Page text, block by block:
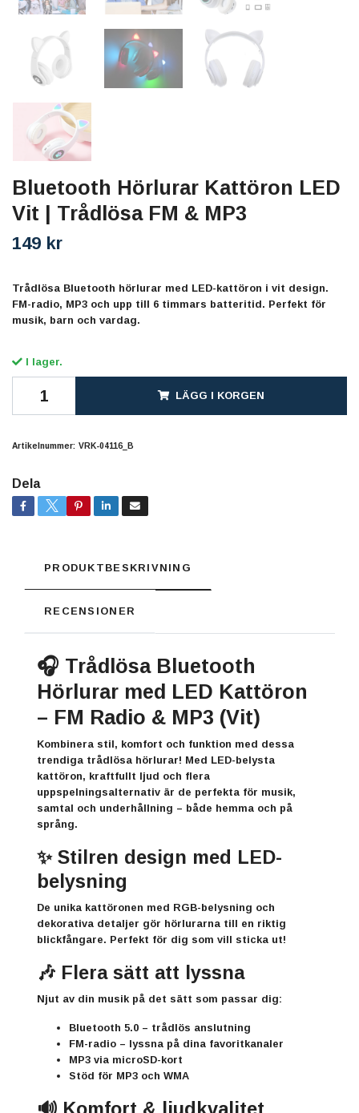
Bluetooth Hörlurar Kattöron LED
Vit | Trådlösa FM & MP3
149 kr
Trådlösa Bluetooth hörlurar med LED-kattöron i vit design.
FM-radio, MP3 och upp till 6 timmars batteritid. Perfekt för
musik, barn och vardag.
I lager.
LÄGG I KORGEN
Artikelnummer: VRK-04116_B
Dela
PRODUKTBESKRIVNING
RECENSIONER
🎧 Trådlösa Bluetooth
Hörlurar med LED Kattöron
– FM Radio & MP3 (Vit)
Kombinera stil, komfort och funktion med dessa
trendiga trådlösa hörlurar! Med LED-belysta
kattöron, kraftfullt ljud och flera
uppspelningsalternativ är de perfekta för musik,
samtal och underhållning – både hemma och på
språng.
✨ Stilren design med LED-
belysning
De unika kattöronen med RGB-belysning och
dekorativa detaljer gör hörlurarna till en riktig
blickfångare. Perfekt för dig som vill sticka ut!
🎶 Flera sätt att lyssna
Njut av din musik på det sätt som passar dig:
Bluetooth 5.0 – trådlös anslutning
FM-radio – lyssna på dina favoritkanaler
MP3 via microSD-kort
Stöd för MP3 och WMA